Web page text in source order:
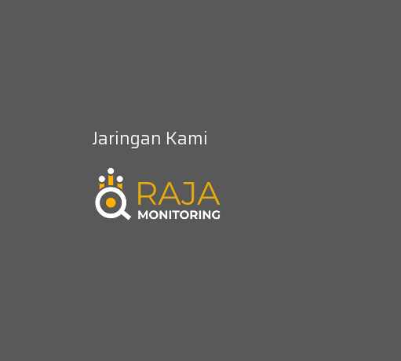
Jaringan Kami